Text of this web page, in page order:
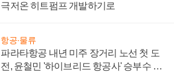
극저온 히트펌프 개발하기로
항공·물류
파라타항공 내년 미주 장거리 노선 첫 도
전, 윤철민 '하이브리드 항공사' 승부수 통